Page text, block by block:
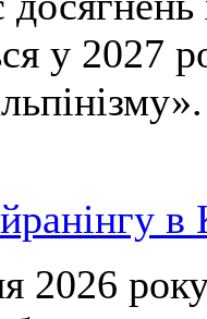
у 2027
в
2026